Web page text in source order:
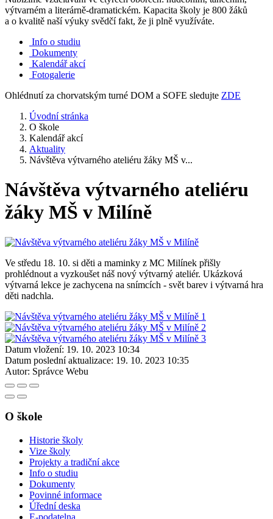
výtvarném a literárně-dramatickém. Kapacita školy je 800 žáků
a o kvalitě naší výuky svědčí fakt, že ji plně využíváte.
Info o studiu
Dokumenty
Kalendář akcí
Fotogalerie
Ohlédnutí za chorvatským turné DOM a SOFE sledujte ZDE
Úvodní stránka
O škole
Kalendář akcí
Aktuality
Návštěva výtvarného ateliéru žáky MŠ v...
Návštěva výtvarného ateliéru
žáky MŠ v Milíně
Ve středu 18. 10. si děti a maminky z MC Milínek přišly
prohlédnout a vyzkoušet náš nový výtvarný ateliér. Ukázková
výtvarná lekce je zachycena na snímcích - svět barev i výtvarná hra
děti nadchla.
Datum vložení: 19. 10. 2023 10:34
Datum poslední aktualizace: 19. 10. 2023 10:35
Autor: Správce Webu
O škole
Historie školy
Vize školy
Projekty a tradiční akce
Info o studiu
Dokumenty
Povinné informace
Úřední deska